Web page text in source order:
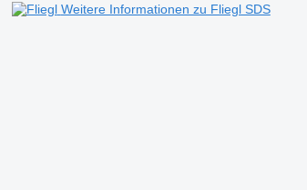
Weitere Informationen zu Fliegl SDS